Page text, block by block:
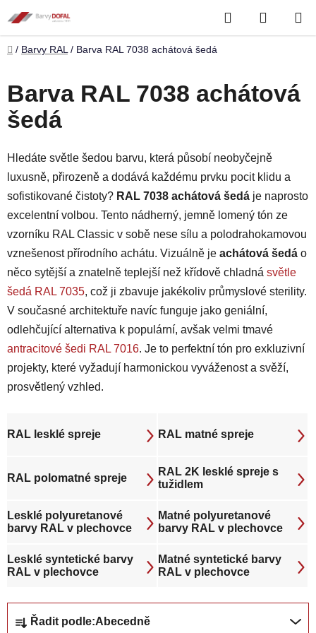
na
obsah
Hledat
KOŠÍK
Domů
/ Barvy RAL / Barva RAL 7038 achátová šedá
Barva RAL 7038 achátová
šedá
Hledáte světle šedou barvu, která působí neobyčejně
luxusně, přirozeně a dodává každému prvku pocit klidu a
sofistikované čistoty? RAL 7038 achátová šedá je naprosto
excelentní volbou. Tento nádherný, jemně lomený tón ze
vzorníku RAL Classic v sobě nese sílu a polodrahokamovou
vznešenost přírodního achátu. Vizuálně je achátová šedá o
něco sytější a znatelně teplejší než křídově chladná světle
šedá RAL 7035, což ji zbavuje jakékoliv průmyslové sterility.
V současné architektuře navíc funguje jako geniální,
odlehčující alternativa k populární, avšak velmi tmavé
antracitové šedi RAL 7016. Je to perfektní tón pro exkluzivní
projekty, které vyžadují harmonickou vyváženost a svěží,
prosvětlený vzhled.
RAL lesklé spreje RAL matné spreje
RAL polomatné spreje
RAL 2K lesklé spreje s
tužidlem
Lesklé polyuretanové
barvy RAL v plechovce
Matné polyuretanové
barvy RAL v plechovce
Lesklé syntetické barvy
RAL v plechovce
Matné syntetické barvy
RAL v plechovce
Řadit podle:Abecedně